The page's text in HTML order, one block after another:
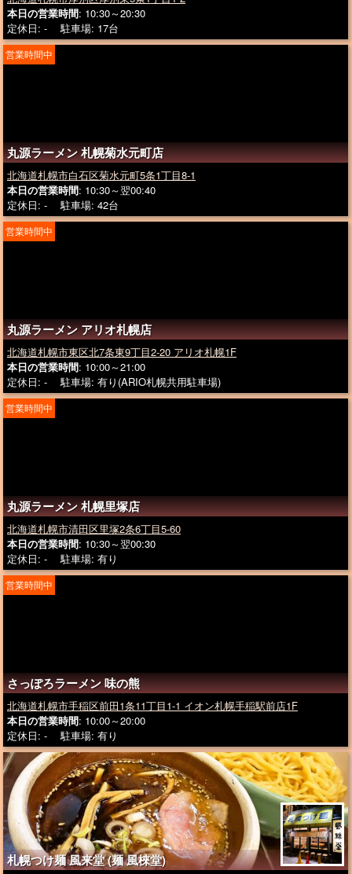
本日の営業時間: 10:30～20:30
定休日: - 駐車場: 17台
丸源ラーメン 札幌菊水元町店
営業時間中
北海道札幌市白石区菊水元町5条1丁目8-1
本日の営業時間: 10:30～翌00:40
定休日: - 駐車場: 42台
丸源ラーメン アリオ札幌店
営業時間中
北海道札幌市東区北7条東9丁目2-20 アリオ札幌1F
本日の営業時間: 10:00～21:00
定休日: - 駐車場: 有り(ARIO札幌共用駐車場)
丸源ラーメン 札幌里塚店
営業時間中
北海道札幌市清田区里塚2条6丁目5-60
本日の営業時間: 10:30～翌00:30
定休日: - 駐車場: 有り
さっぽろラーメン 味の熊
営業時間中
北海道札幌市手稲区前田1条11丁目1-1 イオン札幌手稲駅前店1F
本日の営業時間: 10:00～20:00
定休日: - 駐車場: 有り
札幌つけ麺 風来堂 (麺 風棶堂)